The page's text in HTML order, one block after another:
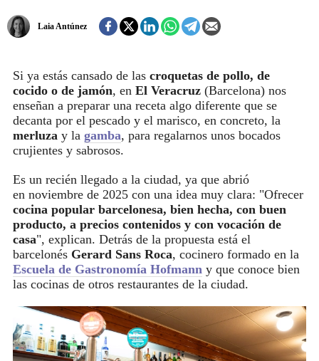
Laia Antúnez
Si ya estás cansado de las croquetas de pollo, de
cocido o de jamón, en El Veracruz (Barcelona) nos
enseñan a preparar una receta algo diferente que se
decanta por el pescado y el marisco, en concreto, la
merluza y la gamba, para regalarnos unos bocados
crujientes y sabrosos.
Es un recién llegado a la ciudad, ya que abrió
en noviembre de 2025 con una idea muy clara: "Ofrecer
cocina popular barcelonesa, bien hecha, con buen
producto, a precios contenidos y con vocación de
casa", explican. Detrás de la propuesta está el
barcelonés Gerard Sans Roca, cocinero formado en la
Escuela de Gastronomía Hofmann y que conoce bien
las cocinas de otros restaurantes de la ciudad.